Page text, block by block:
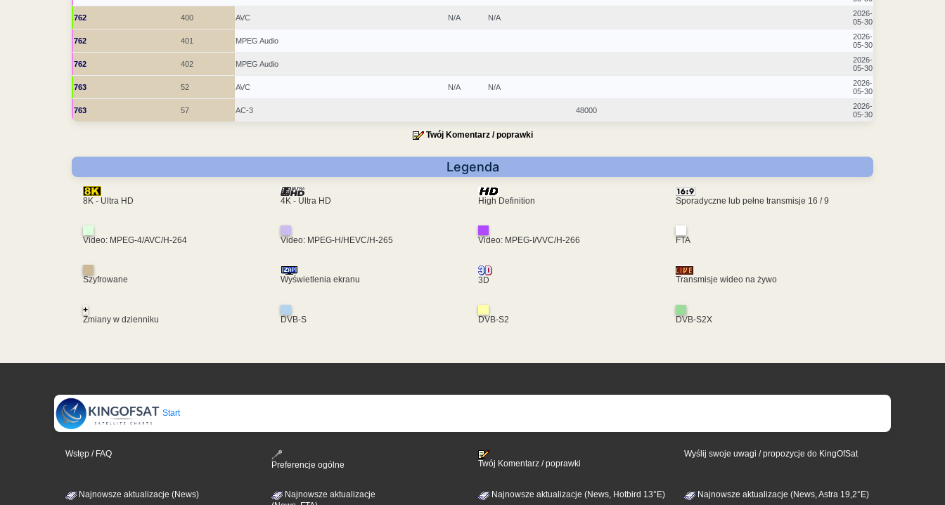
762 400 AVC N/A N/A
2026-
05-30
762 401 MPEG Audio
2026-
05-30
762 402 MPEG Audio
2026-
05-30
763 52 AVC N/A N/A
2026-
05-30
763 57 AC-3 48000
2026-
05-30
Twój Komentarz / poprawki
Legenda
8K - Ultra HD 4K - Ultra HD High Definition Sporadyczne lub pełne transmisje 16 / 9
Video: MPEG-4/AVC/H-264 Video: MPEG-H/HEVC/H-265 Video: MPEG-I/VVC/H-266 FTA
Szyfrowane Wyświetlenia ekranu 3D Transmisje wideo na żywo
+
Zmiany w dzienniku
DVB-S DVB-S2 DVB-S2X
Start
Wstęp / FAQ
Preferencje ogólne
Twój Komentarz / poprawki
Wyślij swoje uwagi / propozycje do KingOfSat
Najnowsze aktualizacje (News)
Najnowsze aktualizacje
Najnowsze aktualizacje (News, Hotbird 13°E) Najnowsze aktualizacje (News, Astra 19,2°E)